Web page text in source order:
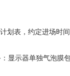
划表，约定进场时间
显示器单独气泡膜